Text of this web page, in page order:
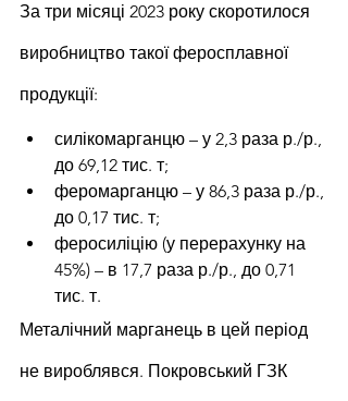
За три місяці 2023 року скоротилося
виробництво такої феросплавної
продукції:
силікомарганцю – у 2,3 раза р./р.,
до 69,12 тис. т;
феромарганцю – у 86,3 раза р./р.,
до 0,17 тис. т;
феросиліцію (у перерахунку на
45%) – в 17,7 раза р./р., до 0,71
тис. т.
Металічний марганець в цей період
не вироблявся. Покровський ГЗК